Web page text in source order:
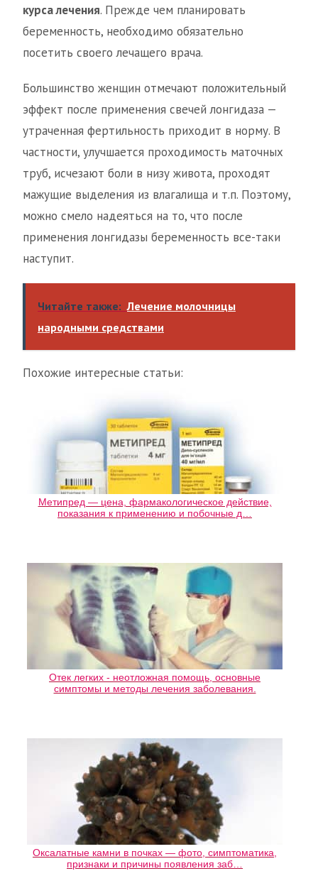
курса лечения. Прежде чем планировать
беременность, необходимо обязательно
посетить своего лечащего врача.
Большинство женщин отмечают положительный
эффект после применения свечей лонгидаза —
утраченная фертильность приходит в норму. В
частности, улучшается проходимость маточных
труб, исчезают боли в низу живота, проходят
мажущие выделения из влагалища и т.п. Поэтому,
можно смело надеяться на то, что после
применения лонгидазы беременность все-таки
наступит.
Читайте также: Лечение молочницы
народными средствами
Похожие интересные статьи:
Метипред — цена, фармакологическое действие,
показания к применению и побочные д…
Отек легких - неотложная помощь, основные
симптомы и методы лечения заболевания.
Оксалатные камни в почках — фото, симптоматика,
признаки и причины появления заб…